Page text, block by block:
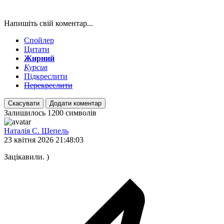
Напишіть свій коментар...
Спойлер
Цитати
Жирний
Курсив
Підкреслити
Перекреслити
Скасувати Додати коментар
Залишилось 1200 символів
Наталія С. Шепель
23 квітня 2026 21:48:03
Зацікавили. )